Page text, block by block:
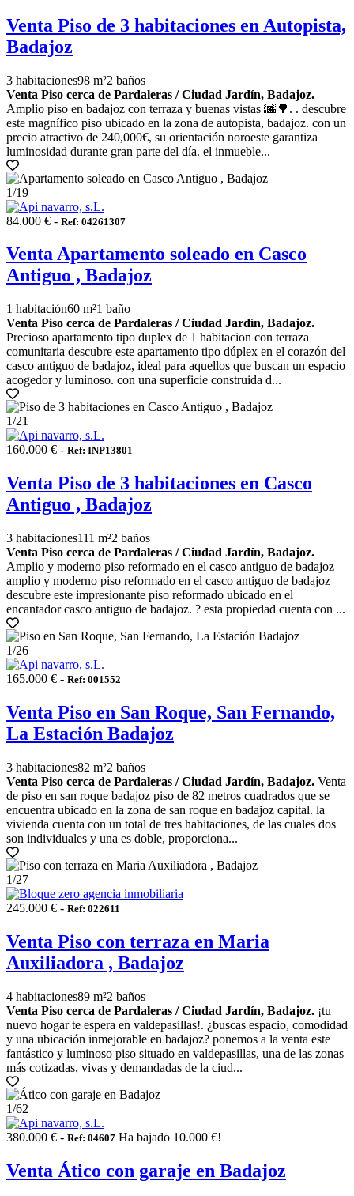
Venta Piso de 3 habitaciones en Autopista,
Badajoz
3 habitaciones98 m²2 baños
Venta Piso cerca de Pardaleras / Ciudad Jardín, Badajoz.
Amplio piso en badajoz con terraza y buenas vistas 🌆🌳. . descubre
este magnífico piso ubicado en la zona de autopista, badajoz. con un
precio atractivo de 240,000€, su orientación noroeste garantiza
luminosidad durante gran parte del día. el inmueble...
1/19
84.000 € - Ref: 04261307
Venta Apartamento soleado en Casco
Antiguo , Badajoz
1 habitación60 m²1 baño
Venta Piso cerca de Pardaleras / Ciudad Jardín, Badajoz.
Precioso apartamento tipo duplex de 1 habitacion con terraza
comunitaria descubre este apartamento tipo dúplex en el corazón del
casco antiguo de badajoz, ideal para aquellos que buscan un espacio
acogedor y luminoso. con una superficie construida d...
1/21
160.000 € - Ref: INP13801
Venta Piso de 3 habitaciones en Casco
Antiguo , Badajoz
3 habitaciones111 m²2 baños
Venta Piso cerca de Pardaleras / Ciudad Jardín, Badajoz.
Amplio y moderno piso reformado en el casco antiguo de badajoz
amplio y moderno piso reformado en el casco antiguo de badajoz
descubre este impresionante piso reformado ubicado en el
encantador casco antiguo de badajoz. ? esta propiedad cuenta con ...
1/26
165.000 € - Ref: 001552
Venta Piso en San Roque, San Fernando,
La Estación Badajoz
3 habitaciones82 m²2 baños
Venta Piso cerca de Pardaleras / Ciudad Jardín, Badajoz. Venta
de piso en san roque badajoz piso de 82 metros cuadrados que se
encuentra ubicado en la zona de san roque en badajoz capital. la
vivienda cuenta con un total de tres habitaciones, de las cuales dos
son individuales y una es doble, proporciona...
1/27
245.000 € - Ref: 022611
Venta Piso con terraza en Maria
Auxiliadora , Badajoz
4 habitaciones89 m²2 baños
Venta Piso cerca de Pardaleras / Ciudad Jardín, Badajoz. ¡tu
nuevo hogar te espera en valdepasillas!. ¿buscas espacio, comodidad
y una ubicación inmejorable en badajoz? ponemos a la venta este
fantástico y luminoso piso situado en valdepasillas, una de las zonas
más cotizadas, vivas y demandadas de la ciud...
1/62
380.000 € - Ref: 04607 Ha bajado 10.000 €!
Venta Ático con garaje en Badajoz